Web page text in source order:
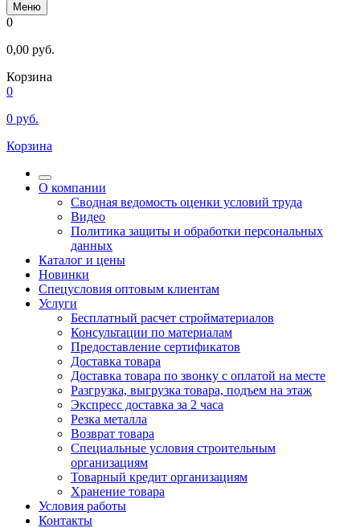
Меню
0
0,00 руб.
Корзина
0
0 руб.
Корзина
О компании
Сводная ведомость оценки условий труда
Видео
Политика защиты и обработки персональных
данных
Каталог и цены
Новинки
Спецусловия оптовым клиентам
Услуги
Бесплатный расчет стройматериалов
Консультации по материалам
Предоставление сертификатов
Доставка товара
Доставка товара по звонку с оплатой на месте
Разгрузка, выгрузка товара, подъем на этаж
Экспресс доставка за 2 часа
Резка металла
Возврат товара
Специальные условия строительным
организациям
Товарный кредит организациям
Хранение товара
Условия работы
Контакты